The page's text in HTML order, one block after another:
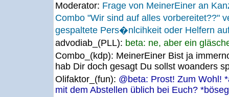
Moderator: Frage von MeinerEiner an
Combo "Wir sind auf alles
gespaltete Pers�nlcihkeit oder Helfern
advodiab_(PLL): beta: ne, aber ein
Combo_(kdp): MeinerEiner Bist ja
hab Dir doch gesagt Du sollst woanders
Olifaktor_(fun): @beta: Prost! Zum Wohl!
mit dem Abstellen üblich bei Euch?